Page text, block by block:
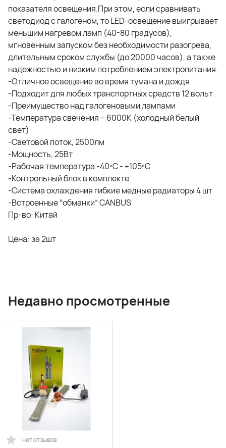
показателя освещения.При этом, если сравнивать
светодиод с галогеном, то LED-освещение выигрывает
меньшим нагревом ламп (40-80 градусов),
мгновенным запуском без необходимости разогрева,
длительным сроком службы (до 20000 часов), а также
надежностью и низким потреблением электропитания.
-Отличное освещение во время тумана и дождя
-Подходит для любых транспортных средств 12 вольт
-Преимущество над галогеновыми лампами
-Температура свечения – 6000К (холодный белый
свет)
-Световой поток, 2500лм
-Мощность, 25Вт
-Рабочая температура -40ºС - +105ºС
-Контрольный блок в комплекте
-Система охлаждения гибкие медные радиаторы 4 шт
-Встроенные “обманки” CANBUS
Пр-во: Китай
Цена: за 2шт
Недавно просмотренные
нет отзывов